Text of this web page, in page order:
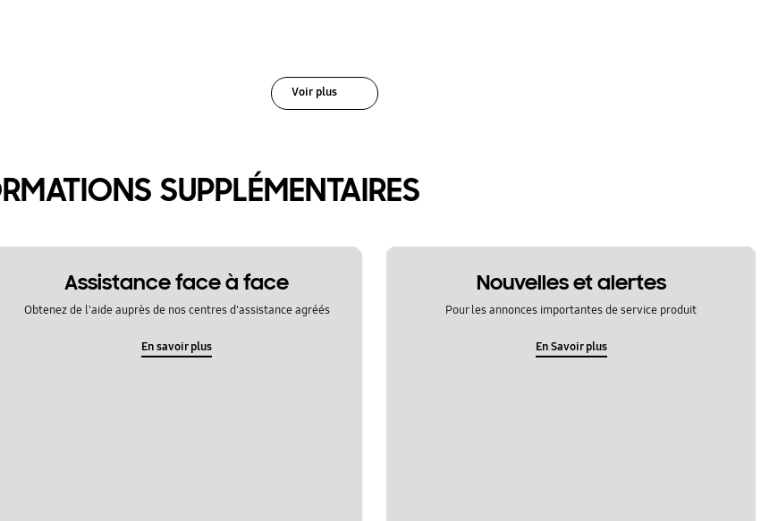
Voir plus
SUPPLÉMENTAIRES
Assistance face à face
Obtenez de l'aide auprès de nos centres d'assistance agréés
En savoir plus
Nouvelles et alertes
Pour les annonces importantes de service produit
En Savoir plus